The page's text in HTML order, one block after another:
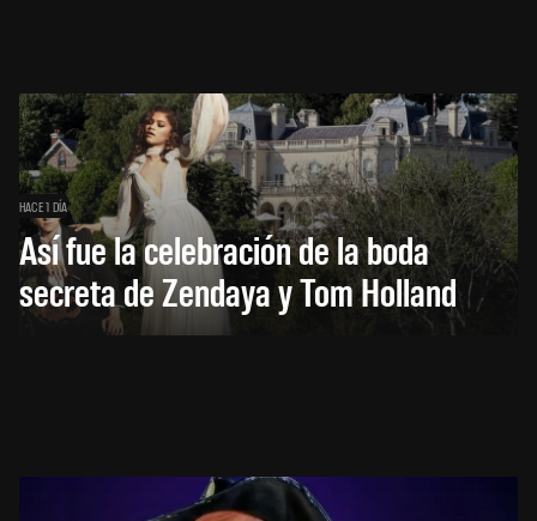
HACE 1 DÍA
Así fue la celebración de la boda
secreta de Zendaya y Tom Holland